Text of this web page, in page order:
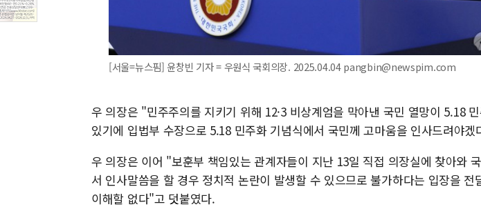
[서울=뉴스핌] 윤창빈 기자 = 우원식 국회의장. 2025.04.04 pangbin@newspim.com
우 의장은 "민주주의를 지키기 위해 12·3 비상계엄을 막아낸 국민 열망이 5.18
있기에 입법부 수장으로 5.18 민주화 기념식에서 국민께 고마움을 인사드려야
우 의장은 이어 "보훈부 책임있는 관계자들이 지난 13일 직접 의장실에 찾아와
서 인사말씀을 할 경우 정치적 논란이 발생할 수 있으므로 불가하다는 입장을
이해할 없다"고 덧붙였다.